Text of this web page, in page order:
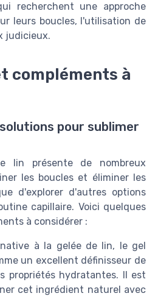
recherchent une approche
leurs boucles, l'utilisation de
judicieux.
compléments à
pour sublimer
lin présente de nombreux
les boucles et éliminer les
d'explorer d'autres options
capillaire. Voici quelques
à considérer :
à la gelée de lin, le gel
un excellent définisseur de
propriétés hydratantes. Il est
cet ingrédient naturel avec